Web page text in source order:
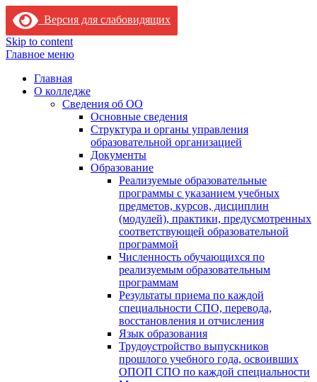
Версия для слабовидящих
Skip to content
Главное меню
Главная
О колледже
Сведения об ОО
Основные сведения
Структура и органы управления
образовательной организацией
Документы
Образование
Реализуемые образовательные
программы с указанием учебных
предметов, курсов, дисциплин
(модулей), практики, предусмотренных
соответствующей образовательной
программой
Численность обучающихся по
реализуемым образовательным
программам
Результаты приема по каждой
специальности СПО, перевода,
восстановления и отчисления
Язык образования
Трудоустройство выпускников
прошлого учебного года, освоивших
ОПОП СПО по каждой специальности